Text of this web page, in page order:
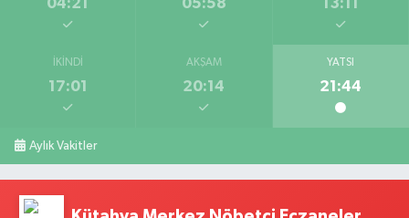
İKINDI
17:01
AKŞAM
20:14
YATSI
21:44
Aylık Vakitler